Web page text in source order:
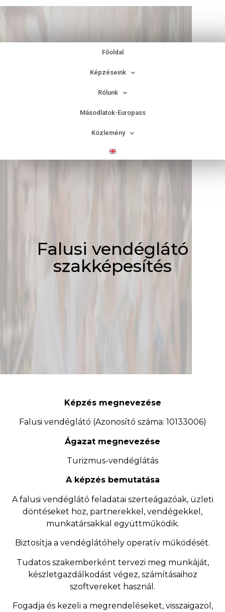
Főoldal
Képzéseink
Rólunk
Másodlatok-Europass
Közlemény
Falusi vendéglátó
szakképesítés
Képzés megnevezése
Falusi vendéglátó (Azonosító száma: 10133006)
Ágazat megnevezése
Turizmus-vendéglátás
A képzés bemutatása
A falusi vendéglátó feladatai szerteágazóak, üzleti
döntéseket hoz, partnerekkel, vendégekkel,
munkatársakkal együttműködik.
Biztosítja a vendéglátóhely operatív működését.
Tudatos szakemberként tervezi meg munkáját,
készletgazdálkodást végez, számításaihoz
szoftvereket használ.
Fogadja és kezeli a megrendeléseket, visszaigazol,